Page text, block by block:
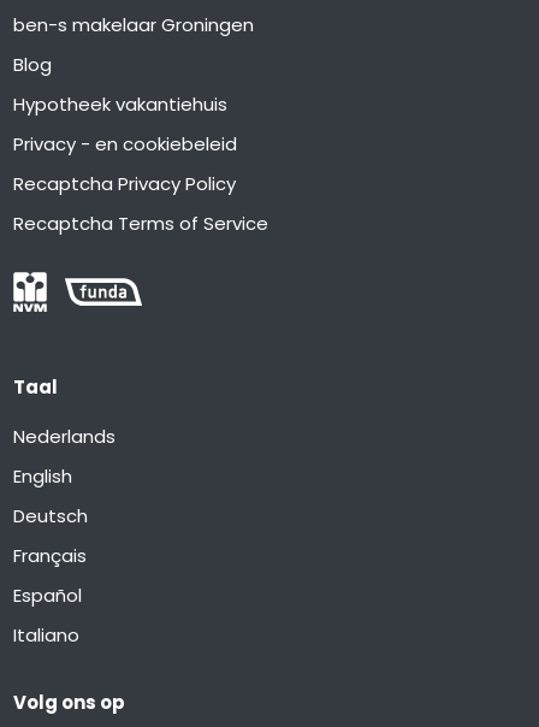
ben-s makelaar Groningen
Blog
Hypotheek vakantiehuis
Privacy - en cookiebeleid
Recaptcha Privacy Policy
Recaptcha Terms of Service
Taal
Nederlands
English
Deutsch
Français
Español
Italiano
Volg ons op